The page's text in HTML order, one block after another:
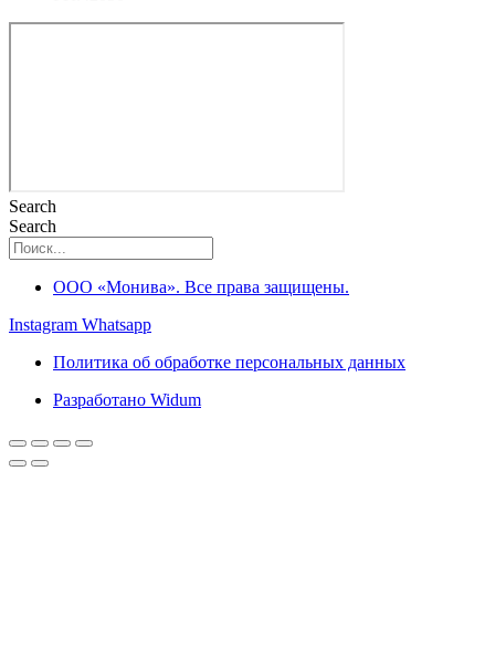
Search
Search
ООО «Монива». Все права защищены.
Instagram Whatsapp
Политика об обработке персональных данных
Разработано Widum